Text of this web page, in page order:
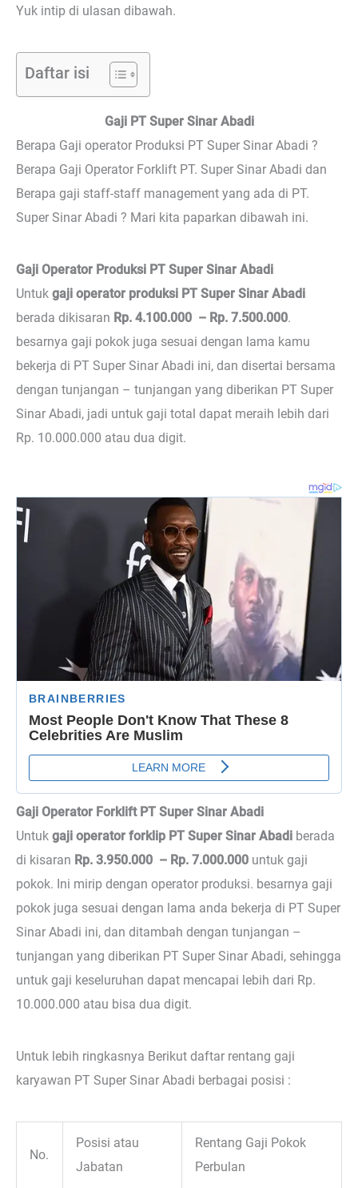
Yuk intip di ulasan dibawah.
Daftar isi
Gaji PT Super Sinar Abadi
Berapa Gaji operator Produksi PT Super Sinar Abadi ?
Berapa Gaji Operator Forklift PT. Super Sinar Abadi dan
Berapa gaji staff-staff management yang ada di PT.
Super Sinar Abadi ? Mari kita paparkan dibawah ini.
Gaji Operator Produksi PT Super Sinar Abadi
Untuk gaji operator produksi PT Super Sinar Abadi
berada dikisaran Rp. 4.100.000 – Rp. 7.500.000.
besarnya gaji pokok juga sesuai dengan lama kamu
bekerja di PT Super Sinar Abadi ini, dan disertai bersama
dengan tunjangan – tunjangan yang diberikan PT Super
Sinar Abadi, jadi untuk gaji total dapat meraih lebih dari
Rp. 10.000.000 atau dua digit.
Gaji Operator Forklift PT Super Sinar Abadi
Untuk gaji operator forklip PT Super Sinar Abadi berada
di kisaran Rp. 3.950.000 – Rp. 7.000.000 untuk gaji
pokok. Ini mirip dengan operator produksi. besarnya gaji
pokok juga sesuai dengan lama anda bekerja di PT Super
Sinar Abadi ini, dan ditambah dengan tunjangan –
tunjangan yang diberikan PT Super Sinar Abadi, sehingga
untuk gaji keseluruhan dapat mencapai lebih dari Rp.
10.000.000 atau bisa dua digit.
Untuk lebih ringkasnya Berikut daftar rentang gaji
karyawan PT Super Sinar Abadi berbagai posisi :
No.
Posisi atau
Jabatan
Rentang Gaji Pokok
Perbulan